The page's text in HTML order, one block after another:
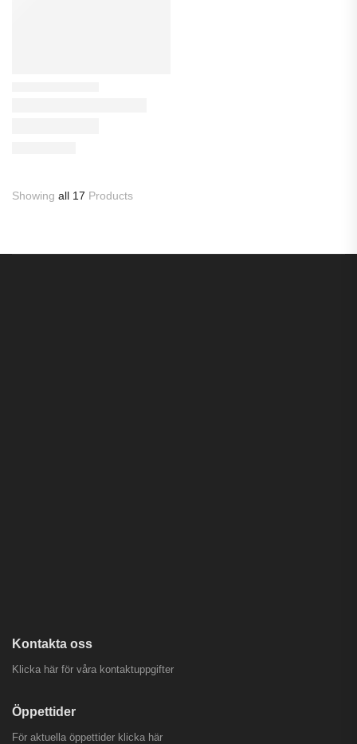
Showing all 17 Products
Kontakta oss
Klicka här för våra kontaktuppgifter
Öppettider
För aktuella öppettider klicka här